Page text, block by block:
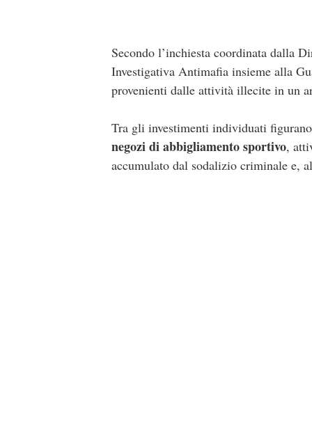
Secondo l’inchiesta coordinata dalla
Investigativa Antimafia insieme alla
provenienti dalle attività illecite in un
Tra gli investimenti individuati
negozi di abbigliamento sportivo,
accumulato dal sodalizio criminale e,